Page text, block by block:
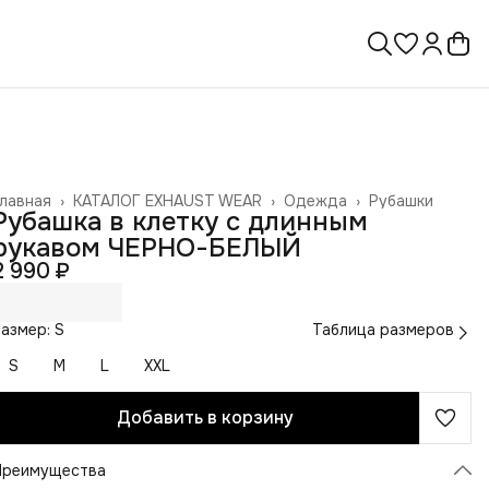
Рубашки
Одежда ›
КАТАЛОГ EXHAUST WEAR ›
›
в клетку с длинным
ЧЕРНО-БЕЛЫЙ
990 ₽
S
Таблица размеров
S
M L XXL
Добавить в корзину